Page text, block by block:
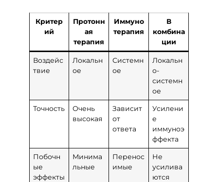
Критер
ий
Протонн
ая
терапия
Иммуно
терапия
В
комбина
ции
Воздейс
твие
Локальн
ое
Системн
ое
Локальн
о-
системн
ое
Точность
Очень
высокая
Зависит
от
ответа
Усилени
е
иммуноэ
ффекта
Побочн
ые
эффекты
Минима
льные
Перенос
имые
Не
усилива
ются